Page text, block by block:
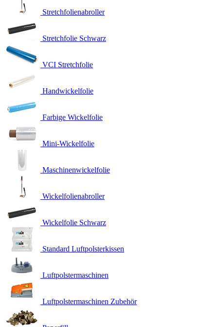
Stretchfolienabroller
Stretchfolie Schwarz
VCI Stretchfolie
Handwickelfolie
Farbige Wickelfolie
Mini-Wickelfolie
Maschinenwickelfolie
Wickelfolienabroller
Wickelfolie Schwarz
Standard Luftpolsterkissen
Luftpolstermaschinen
Luftpolstermaschinen Zubehör